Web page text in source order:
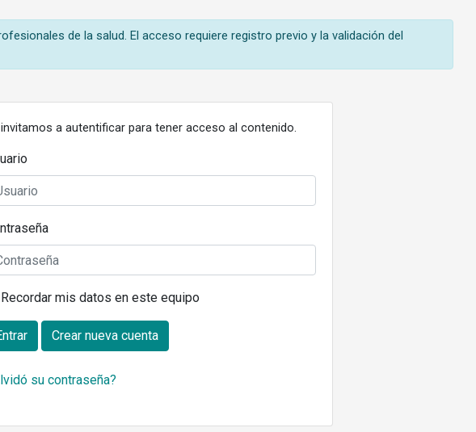
de la salud. El acceso requiere registro previo y la validación del
a autentificar para tener acceso al contenido.
Recordar mis datos en este equipo
Crear nueva cuenta
su contraseña?